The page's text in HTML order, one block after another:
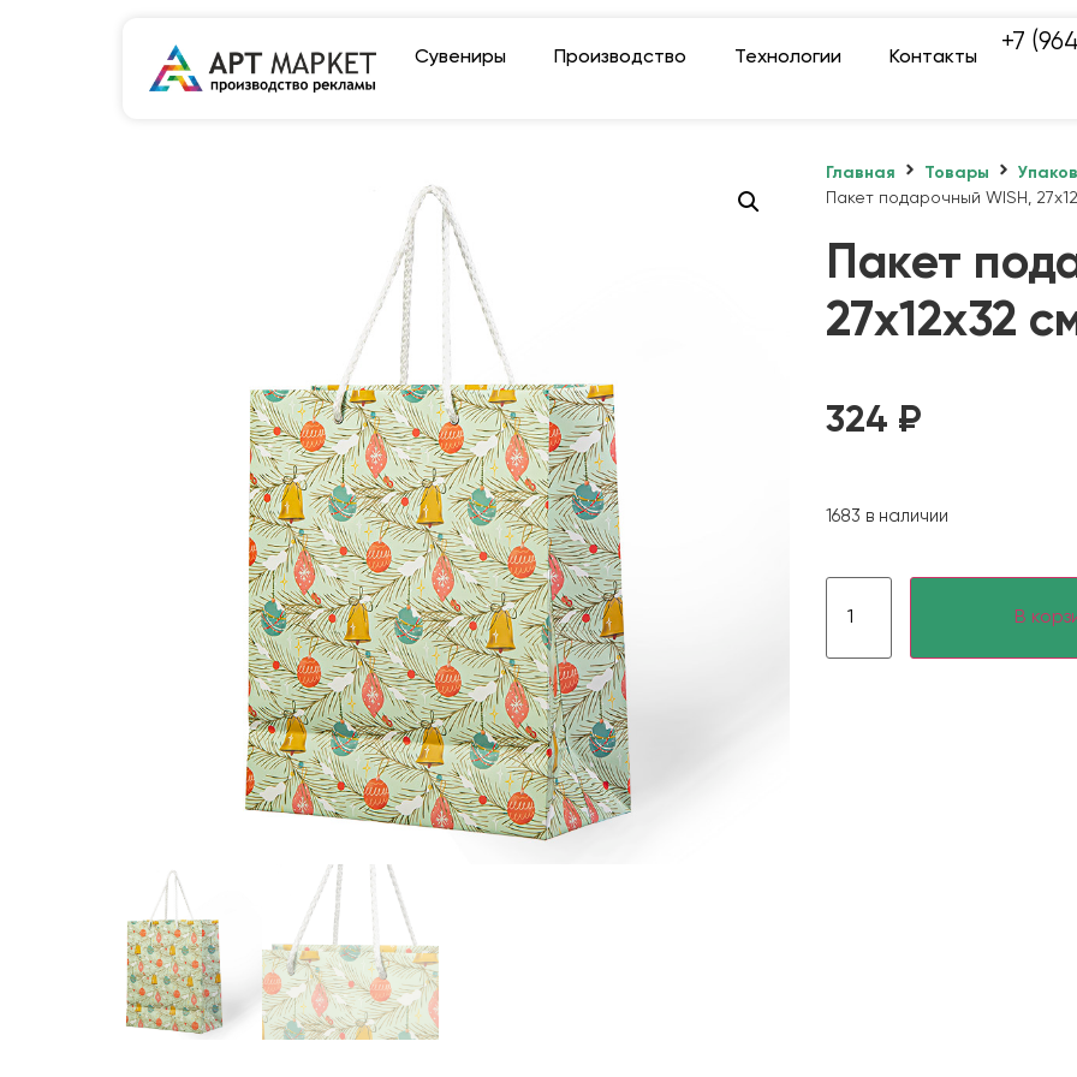
Сувениры Производство Технологии Контакты
+7
Главная Товары
Пакет подарочный WISH,
Пакет
27х12х32
324 ₽
1683 в наличии
В